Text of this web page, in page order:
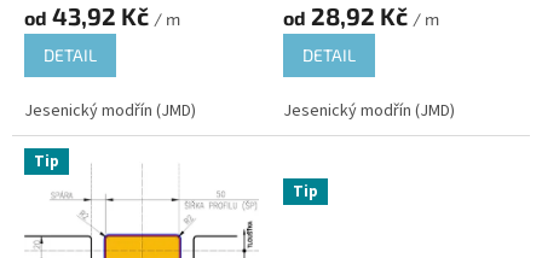
od 43,92 Kč / m
DETAIL
Jesenický modřín (JMD)
od 28,92 Kč / m
DETAIL
Jesenický modřín (JMD)
Tip
Tip